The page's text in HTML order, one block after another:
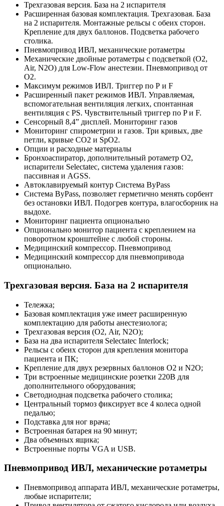
Трехгазовая версия. База на 2 испарителя
Расширенная базовая комплектация. Трехгазовая. База
на 2 испарителя. Монтажные рельсы с обеих сторон.
Крепление для двух баллонов. Подсветка рабочего
столика.
Пневмопривод ИВЛ, механические ротаметры
Механические двойные ротаметры с подсветкой (О2,
Air, N2O) для Low-Flow анестезии. Пневмопривод от
О2.
Максимум режимов ИВЛ. Триггер по Р и F
Расширенный пакет режимов ИВЛ. Управляемая,
вспомогательная вентиляция легких, спонтанная
вентиляция с PS. Чувствительный триггер по P и F.
Сенсорный 8,4” дисплей. Мониторинг газов
Мониторинг спирометрии и газов. Три кривых, две
петли, кривые СО2 и SpO2.
Опции и расходные материалы
Бронхоаспиратор, дополнительный ротаметр О2,
испарители Selectatec, система удаления газов:
пассивная и AGSS.
Автоклавируемый контур Система ByPass
Система ByPass, позволяет герметично менять сорбент
без остановки ИВЛ. Подогрев контура, влагосборник на
выдохе.
Мониторинг пациента опционально
Опционально монитор пациента с креплением на
поворотном кронштейне с любой стороны.
Медицинский компрессор. Пневмопривод
Медицинский компрессор для пневмопривода
опционально.
Трехгазовая версия. База на 2 испарителя
Тележка;
Базовая комплектация уже имеет расширенную
комплектацию для работы анестезиолога;
Трехгазовая версия (О2, Air, N2O);
База на два испарителя Selectatec Interlock;
Рельсы с обеих сторон для крепления монитора
пациента и ПК;
Крепление для двух резервных баллонов О2 и N2O;
Три встроенные медицинские розетки 220В для
дополнительного оборудования;
Светодиодная подсветка рабочего столика;
Центральный тормоз фиксирует все 4 колеса одной
педалью;
Подставка для ног врача;
Встроенная батарея на 90 минут;
Два объемных ящика;
Встроенные порты VGA и USB.
Пневмопривод ИВЛ, механические ротаметры
Пневмопривод аппарата ИВЛ, механические ротаметры,
любые испарители;